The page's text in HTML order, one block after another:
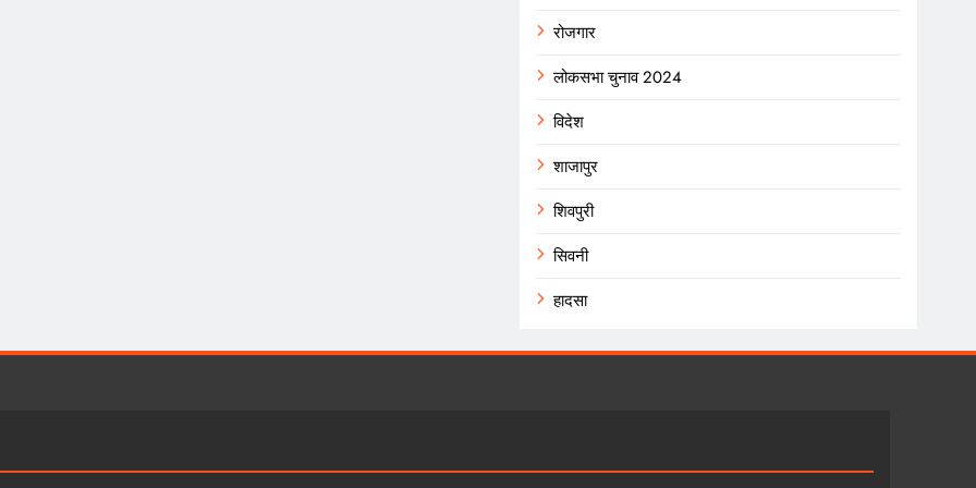
रोजगार
लोकसभा चुनाव 2024
विदेश
शाजापुर
शिवपुरी
सिवनी
हादसा